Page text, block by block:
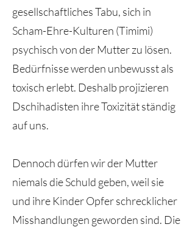
gesellschaftliches Tabu, sich in
Scham-Ehre-Kulturen (Timimi)
psychisch von der Mutter zu lösen.
Bedürfnisse werden unbewusst als
toxisch erlebt. Deshalb projizieren
Dschihadisten ihre Toxizität ständig
auf uns.
Dennoch dürfen wir der Mutter
niemals die Schuld geben, weil sie
und ihre Kinder Opfer schrecklicher
Misshandlungen geworden sind. Die